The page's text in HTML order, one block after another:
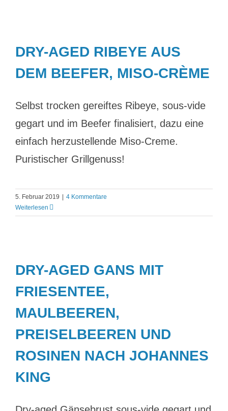
DRY-AGED RIBEYE AUS
DEM BEEFER, MISO-CRÈME
Selbst trocken gereiftes Ribeye, sous-vide
gegart und im Beefer finalisiert, dazu eine
einfach herzustellende Miso-Creme.
Puristischer Grillgenuss!
5. Februar 2019
4 Kommentare
Weiterlesen
DRY-AGED GANS MIT
FRIESENTEE,
MAULBEEREN,
PREISELBEEREN UND
ROSINEN NACH JOHANNES
KING